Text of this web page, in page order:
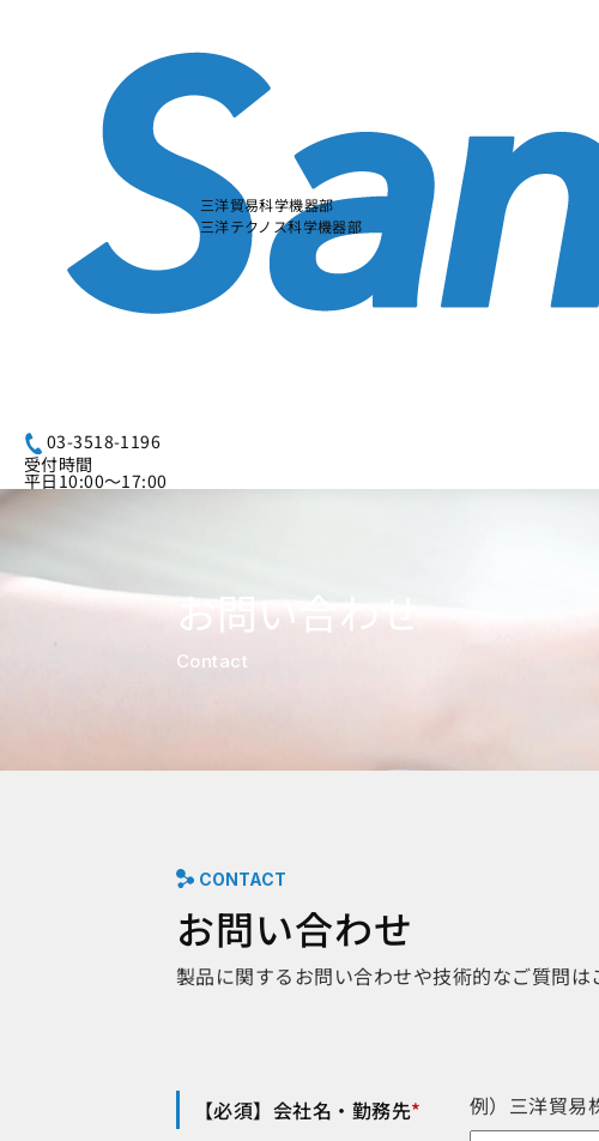
三洋貿易科学機器部
三洋テクノス科学機器部
03-3518-1196
受付時間
平日10:00～17:00
お問い合わせ
Contact
CONTACT
お問い合わせ
製品に関するお問い合わせや技術的なご質問
【必須】会社名・勤務先* 例）三洋貿易